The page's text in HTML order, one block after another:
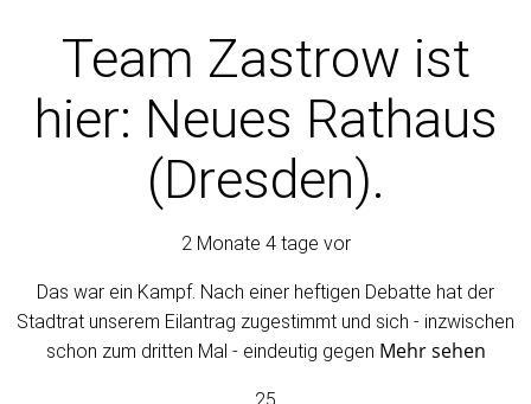
Team Zastrow ist
hier: Neues Rathaus
(Dresden).
2 Monate 4 tage vor
Das war ein Kampf. Nach einer heftigen Debatte hat der
Stadtrat unserem Eilantrag zugestimmt und sich - inzwischen
schon zum dritten Mal - eindeutig gegen Mehr sehen